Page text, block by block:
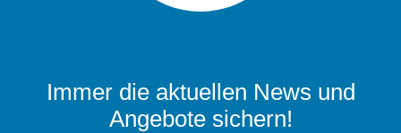
Immer die aktuellen News und
Angebote sichern!